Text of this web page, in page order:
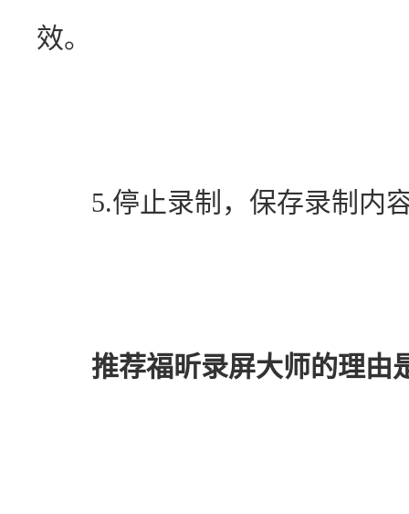
效。
5.停止录制，保存录制内
推荐福昕录屏大师的理由